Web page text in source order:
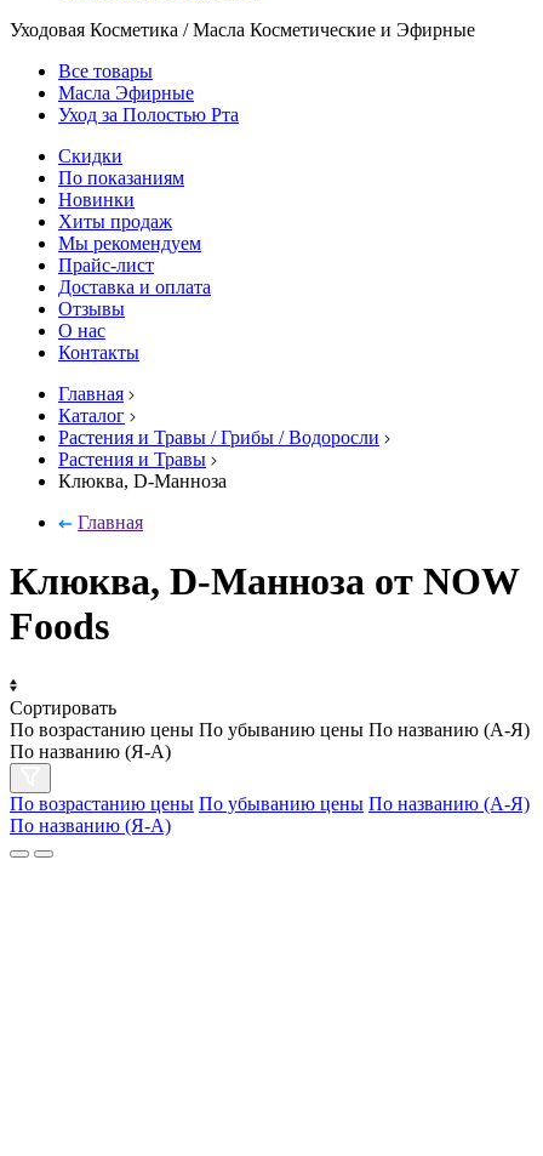
Уходовая Косметика / Масла Косметические и Эфирные
Все товары
Масла Эфирные
Уход за Полостью Рта
Скидки
По показаниям
Новинки
Хиты продаж
Мы рекомендуем
Прайс-лист
Доставка и оплата
Отзывы
О нас
Контакты
Главная
Каталог
Растения и Травы / Грибы / Водоросли
Растения и Травы
Клюква, D-Манноза
Главная
Клюква, D-Манноза от NOW
Foods
Сортировать
По возрастанию цены По убыванию цены По названию (А-Я)
По названию (Я-А)
По возрастанию цены По убыванию цены По названию (А-Я)
По названию (Я-А)